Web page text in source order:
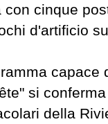
cinque
d'artificio
capace
si
della